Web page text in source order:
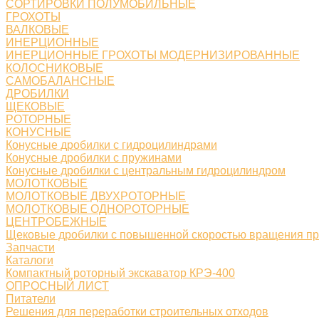
СОРТИРОВКИ ПОЛУМОБИЛЬНЫЕ
ГРОХОТЫ
ВАЛКОВЫЕ
ИНЕРЦИОННЫЕ
ИНЕРЦИОННЫЕ ГРОХОТЫ МОДЕРНИЗИРОВАННЫЕ
КОЛОСНИКОВЫЕ
САМОБАЛАНСНЫЕ
ДРОБИЛКИ
ЩЕКОВЫЕ
РОТОРНЫЕ
КОНУСНЫЕ
Конусные дробилки с гидроцилиндрами
Конусные дробилки с пружинами
Конусные дробилки с центральным гидроцилиндром
МОЛОТКОВЫЕ
МОЛОТКОВЫЕ ДВУХРОТОРНЫЕ
МОЛОТКОВЫЕ ОДНОРОТОРНЫЕ
ЦЕНТРОБЕЖНЫЕ
Щековые дробилки с повышенной скоростью вращения
Запчасти
Каталоги
Компактный роторный экскаватор КРЭ-400
ОПРОСНЫЙ ЛИСТ
Питатели
Решения для переработки строительных отходов